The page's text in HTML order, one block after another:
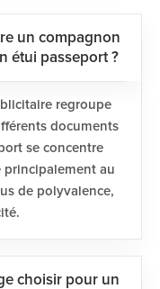
un compagnon
étui passeport ?
regroupe
documents
se concentre
principalement au
de polyvalence,
choisir pour un